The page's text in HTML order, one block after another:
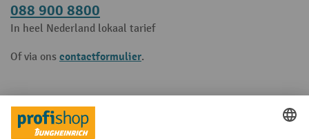
088 900 8800
In heel Nederland lokaal tarief
Of via ons contactformulier.